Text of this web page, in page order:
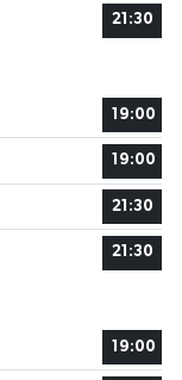
21:30
19:00
19:00
21:30
21:30
19:00